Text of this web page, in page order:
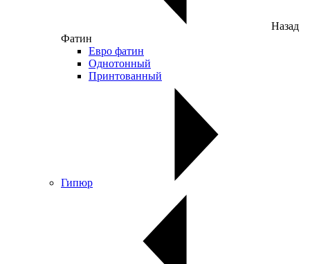
Назад
Фатин
Евро фатин
Однотонный
Принтованный
Гипюр